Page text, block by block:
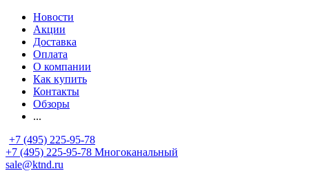
Новости
Акции
Доставка
Оплата
О компании
Как купить
Контакты
Обзоры
...
+7 (495) 225-95-78
+7 (495) 225-95-78 Многоканальный
sale@ktnd.ru